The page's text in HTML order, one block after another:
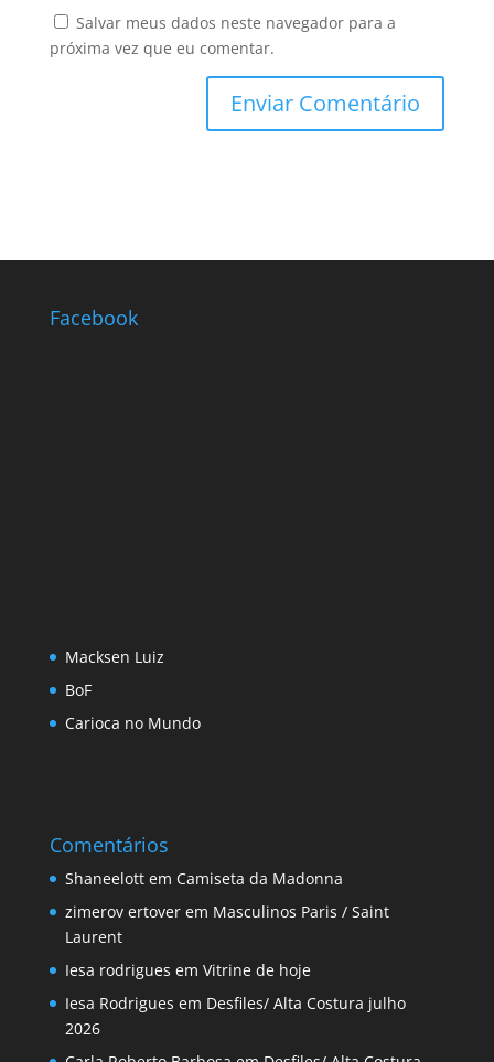
Salvar meus dados neste navegador para a
próxima vez que eu comentar.
Facebook
Macksen Luiz
BoF
Carioca no Mundo
Comentários
Shaneelottem Camiseta da Madonna
zimerov ertoverem Masculinos Paris / Saint
Laurent
Iesa rodrigues em Vitrine de hoje
Iesa Rodrigues em Desfiles/ Alta Costura julho
2026